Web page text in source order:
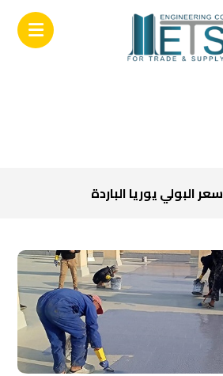
سعر البولي يوريا الباردة